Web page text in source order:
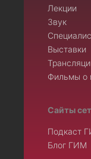
Лекции
Звук
Выставки
Фильмы о
Сайты
Подкаст
Блог ГИМ